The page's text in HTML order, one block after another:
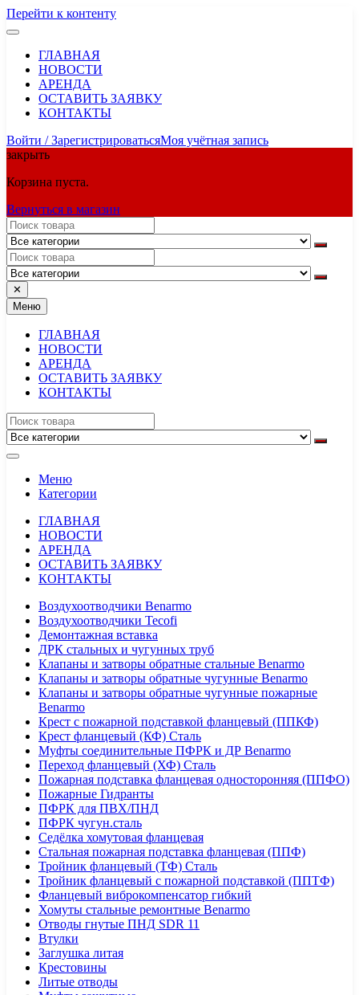
Перейти к контенту
ГЛАВНАЯ
НОВОСТИ
АРЕНДА
ОСТАВИТЬ ЗАЯВКУ
КОНТАКТЫ
Войти / ЗарегистрироватьсяМоя учётная запись
закрыть
Корзина пуста.
Вернуться в магазин
✕
Меню
ГЛАВНАЯ
НОВОСТИ
АРЕНДА
ОСТАВИТЬ ЗАЯВКУ
КОНТАКТЫ
Меню
Категории
ГЛАВНАЯ
НОВОСТИ
АРЕНДА
ОСТАВИТЬ ЗАЯВКУ
КОНТАКТЫ
Воздухоотводчики Benarmo
Воздухоотводчики Tecofi
Демонтажная вставка
ДРК стальных и чугунных труб
Клапаны и затворы обратные стальные Benarmo
Клапаны и затворы обратные чугунные Benarmo
Клапаны и затворы обратные чугунные пожарные
Benarmo
Крест с пожарной подставкой фланцевый (ППКФ)
Крест фланцевый (КФ) Сталь
Муфты соединительные ПФРК и ДР Benarmo
Переход фланцевый (ХФ) Сталь
Пожарная подставка фланцевая односторонняя (ППФО)
Пожарные Гидранты
ПФРК для ПВХ/ПНД
ПФРК чугун.сталь
Седёлка хомутовая фланцевая
Стальная пожарная подставка фланцевая (ППФ)
Тройник фланцевый (ТФ) Сталь
Тройник фланцевый с пожарной подставкой (ППТФ)
Фланцевый виброкомпенсатор гибкий
Хомуты стальные ремонтные Benarmo
Отводы гнутые ПНД SDR 11
Втулки
Заглушка литая
Крестовины
Литые отводы